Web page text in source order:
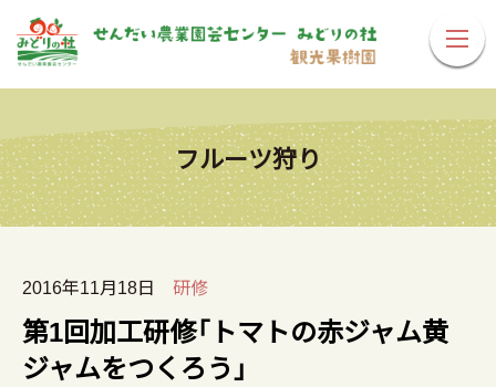
フルーツ狩り
2016年11月18日 研修
第1回加工研修「トマトの赤ジャム黄
ジャムをつくろう」